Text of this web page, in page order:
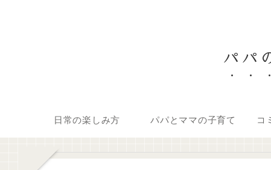
パパ
日常の楽しみ方 パパとママの子育て コ